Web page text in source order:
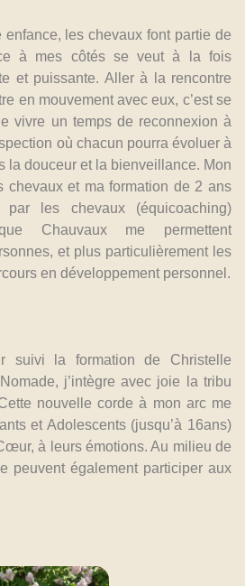
enfance, les chevaux font partie de
à mes côtés se veut à la fois
et puissante. Aller à la rencontre
en mouvement avec eux, c’est se
vivre un temps de reconnexion à
où chacun pourra évoluer à
la douceur et la bienveillance. Mon
chevaux et ma formation de 2 ans
les chevaux (équicoaching)
Chauvaux me permettent
et plus particulièrement les
en développement personnel.
suivi la formation de Christelle
j’intègre avec joie la tribu
nouvelle corde à mon arc me
et Adolescents (jusqu’à 16ans)
à leurs émotions. Au milieu de
peuvent également participer aux